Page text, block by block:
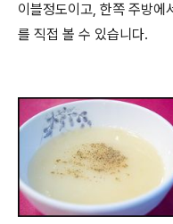
이블정도이고, 한쪽 주방에
를 직접 볼 수 있습니다.